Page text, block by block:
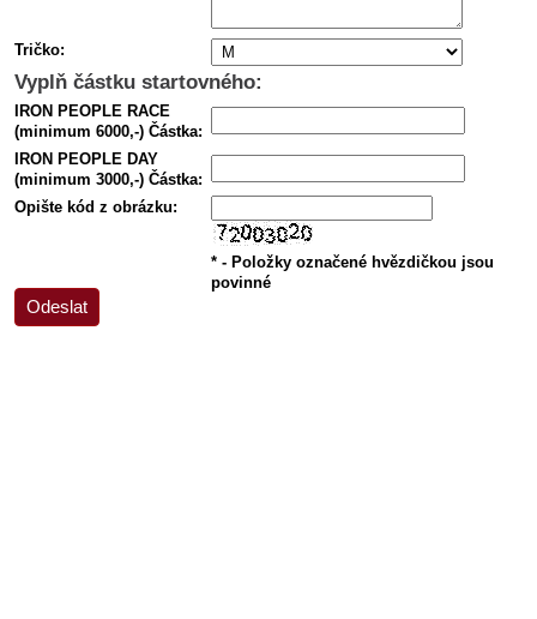
Tričko:
Vyplň částku startovného:
IRON PEOPLE RACE
(minimum 6000,-) Částka:
IRON PEOPLE DAY
(minimum 3000,-) Částka:
Opište kód z obrázku:
* - Položky označené hvězdičkou jsou
povinné